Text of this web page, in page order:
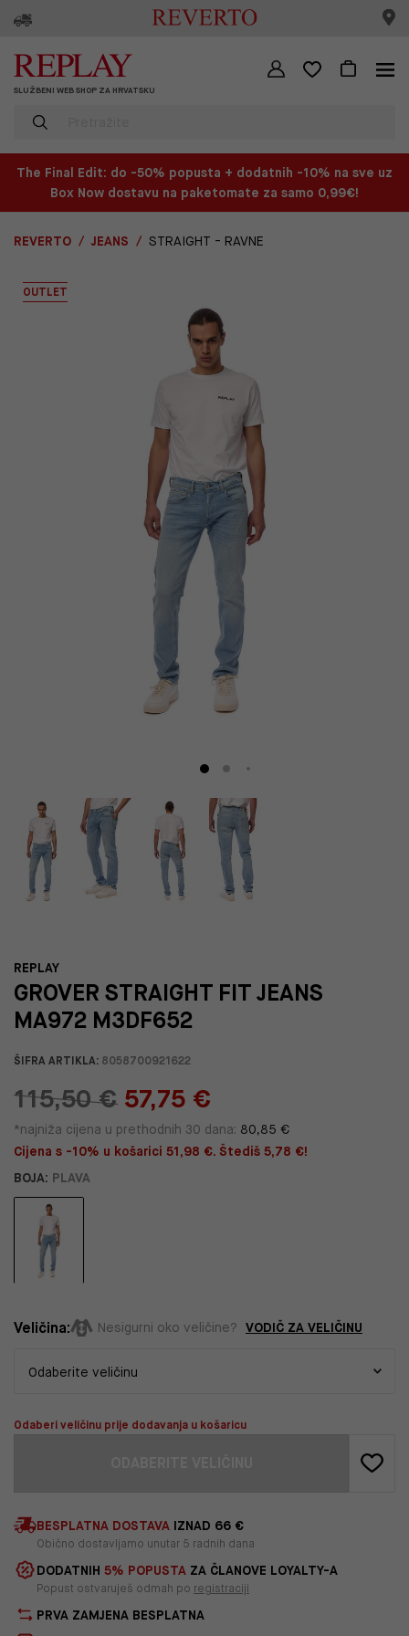
SLUŽBENI WEB SHOP ZA HRVATSKU
The Final Edit: do -50% popusta + dodatnih -10% na sve uz
Box Now dostavu na paketomate za samo 0,99€!
REVERTO JEANS STRAIGHT - RAVNE
OUTLET
REPLAY
GROVER STRAIGHT FIT JEANS
MA972 M3DF652
ŠIFRA ARTIKLA: 8058700921622
115,50 € 57,75 €
*najniža cijena u prethodnih 30 dana: 80,85 €
Cijena s -10% u košarici 51,98 €. Štediš 5,78 €!
BOJA: PLAVA
Veličina: Nesigurni oko veličine? VODIČ ZA VELIČINU
Odaberi veličinu prije dodavanja u košaricu
BESPLATNA DOSTAVA IZNAD 66 €
Obično dostavljamo unutar 5 radnih dana
DODATNIH 5% POPUSTA ZA ČLANOVE LOYALTY-A
Popust ostvaruješ odmah po registraciji
PRVA ZAMJENA BESPLATNA